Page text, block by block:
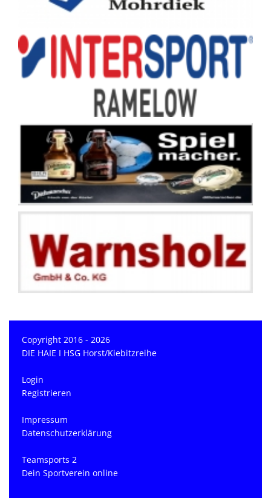
Copyright 2016 - 2026
DIE HAIE I HSG Horst/Kiebitzreihe
Login
Registrieren
Impressum
Datenschutzerklärung
Teamsports 2
Dein Sportverein online